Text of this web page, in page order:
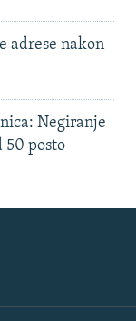
adrese nakon
Negiranje
50 posto